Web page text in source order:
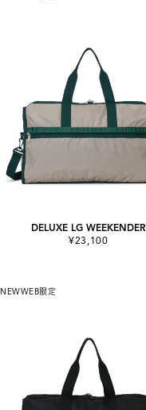
DELUXE LG WEEKENDER
¥23,100
NEWWEB限定